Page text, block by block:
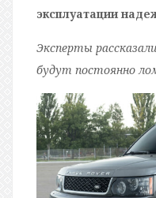
эксплуатации
Эксперты
будут постоянно